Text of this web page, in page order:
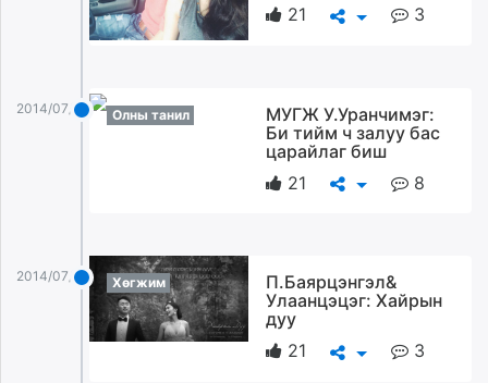
times.mn
tac.mn
paparazzi.mn
unread.today
21
3
2014/07/22 Олны танил
МУГЖ У.Уранчимэг:
Би тийм ч залуу бас
царайлаг биш
21
8
2014/07/22 Хөгжим
П.Баярцэнгэл&
Улаанцэцэг: Хайрын
дуу
21
3